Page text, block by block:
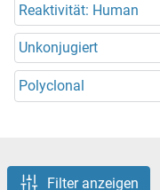
Reaktivität: Human
Unkonjugiert
Polyclonal
Filter anzeigen